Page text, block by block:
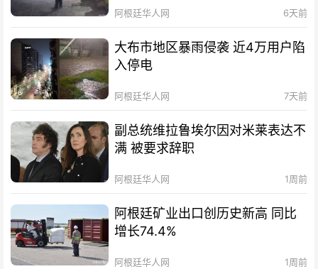
阿根廷华人网 6天前
大布市地区暴雨侵袭 近4万用户陷
入停电
阿根廷华人网 7天前
副总统维拉鲁埃尔因对米莱表达不
满 被要求辞职
阿根廷华人网 1周前
阿根廷矿业出口创历史新高 同比
增长74.4%
阿根廷华人网 1周前